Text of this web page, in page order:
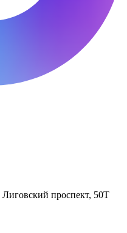
Лиговский проспект, 50Т